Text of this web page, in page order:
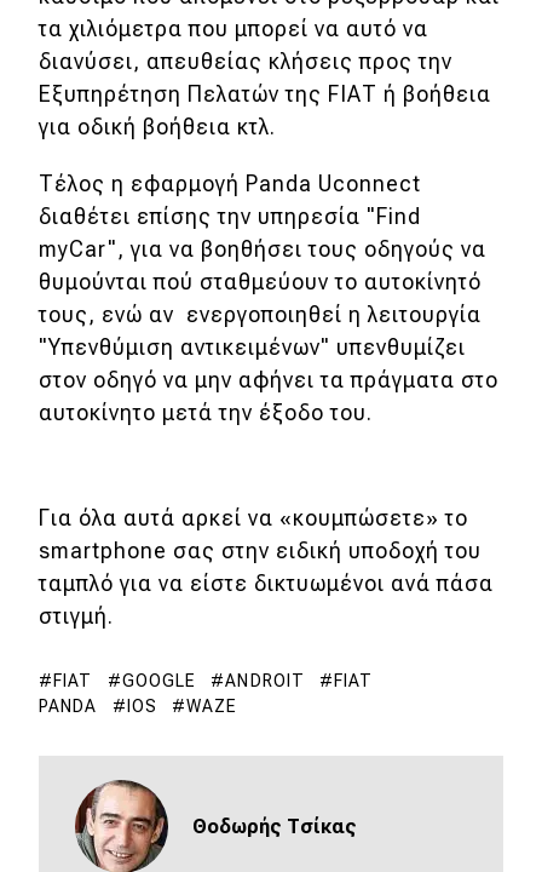
Σταθμοί φόρτισης
Classic
Νέα
Παρουσιάσεις
DRIVE Away
MOTO
Οδηγός αγοράς
Συμβουλές
Συμβουλές
Οδική βοήθεια
τα χιλιόμετρα που μπορεί να αυτό να
διανύσει, απευθείας κλήσεις προς την
Εξυπηρέτηση Πελατών της FΙΑΤ ή βοήθεια
για οδική βοήθεια κτλ.
Τέλος η εφαρμογή Panda Uconnect
διαθέτει επίσης την υπηρεσία "Find
myCar", για να βοηθήσει τους οδηγούς να
θυμούνται πού σταθμεύουν το αυτοκίνητό
τους, ενώ αν ενεργοποιηθεί η λειτουργία
"Υπενθύμιση αντικειμένων" υπενθυμίζει
στον οδηγό να μην αφήνει τα πράγματα στο
αυτοκίνητο μετά την έξοδο του.
Για όλα αυτά αρκεί να «κουμπώσετε» το
smartphone σας στην ειδική υποδοχή του
ταμπλό για να είστε δικτυωμένοι ανά πάσα
στιγμή.
FIAT GOOGLE ANDROIT
FIAT
PANDA
IOS WAZE
Θοδωρής Τσίκας